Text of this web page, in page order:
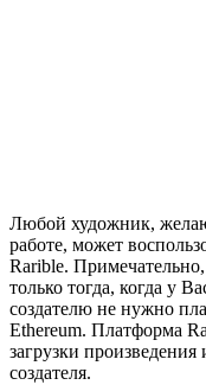
Любой художник,
работе, может
Rarible.
только тогда, когда у
создателю не нужно
Ethereum. Платформа
загрузки произведения
создателя.